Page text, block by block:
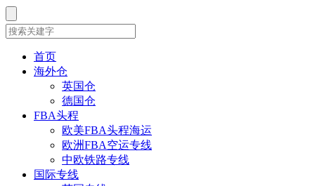
首页
海外仓
英国仓
德国仓
FBA头程
欧美FBA头程海运
欧洲FBA空运专线
中欧铁路专线
国际专线